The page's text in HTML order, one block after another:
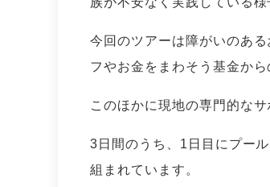
今回のツアーは障がいのあ
フやお金をまわそう基金か
このほかに現地の専門的な
3日間のうち、1日目にプー
組まれています。